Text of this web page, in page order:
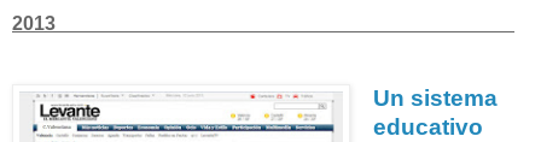
2013
Un sistema
educativo